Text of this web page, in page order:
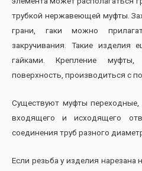
трубкой нержавеющей муфты.
грани, гаки можно
закручивания. Такие изделия
гайками. Крепление
поверхность, производиться с
Существуют муфты
входящего и исходящего
соединения труб разного
Если резьба у изделия нарезана